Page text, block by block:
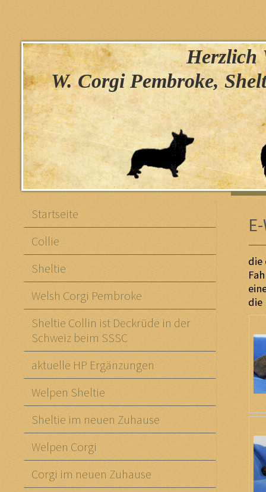
Herzlich
W. Corgi Pembroke,
Startseite
Collie
Sheltie
Welsh Corgi Pembroke
Sheltie Collin ist Deckrüde in der
Schweiz beim SSSC
aktuelle HP Ergänzungen
Welpen Sheltie
Sheltie im neuen Zuhause
Welpen Corgi
Corgi im neuen Zuhause
die
die